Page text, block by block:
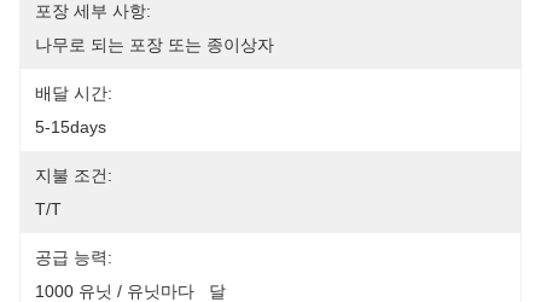
포장 세부 사항:
나무로 되는 포장 또는 종이상자
배달 시간:
5-15days
지불 조건:
T/T
공급 능력:
1000 유닛 / 유닛마다   달